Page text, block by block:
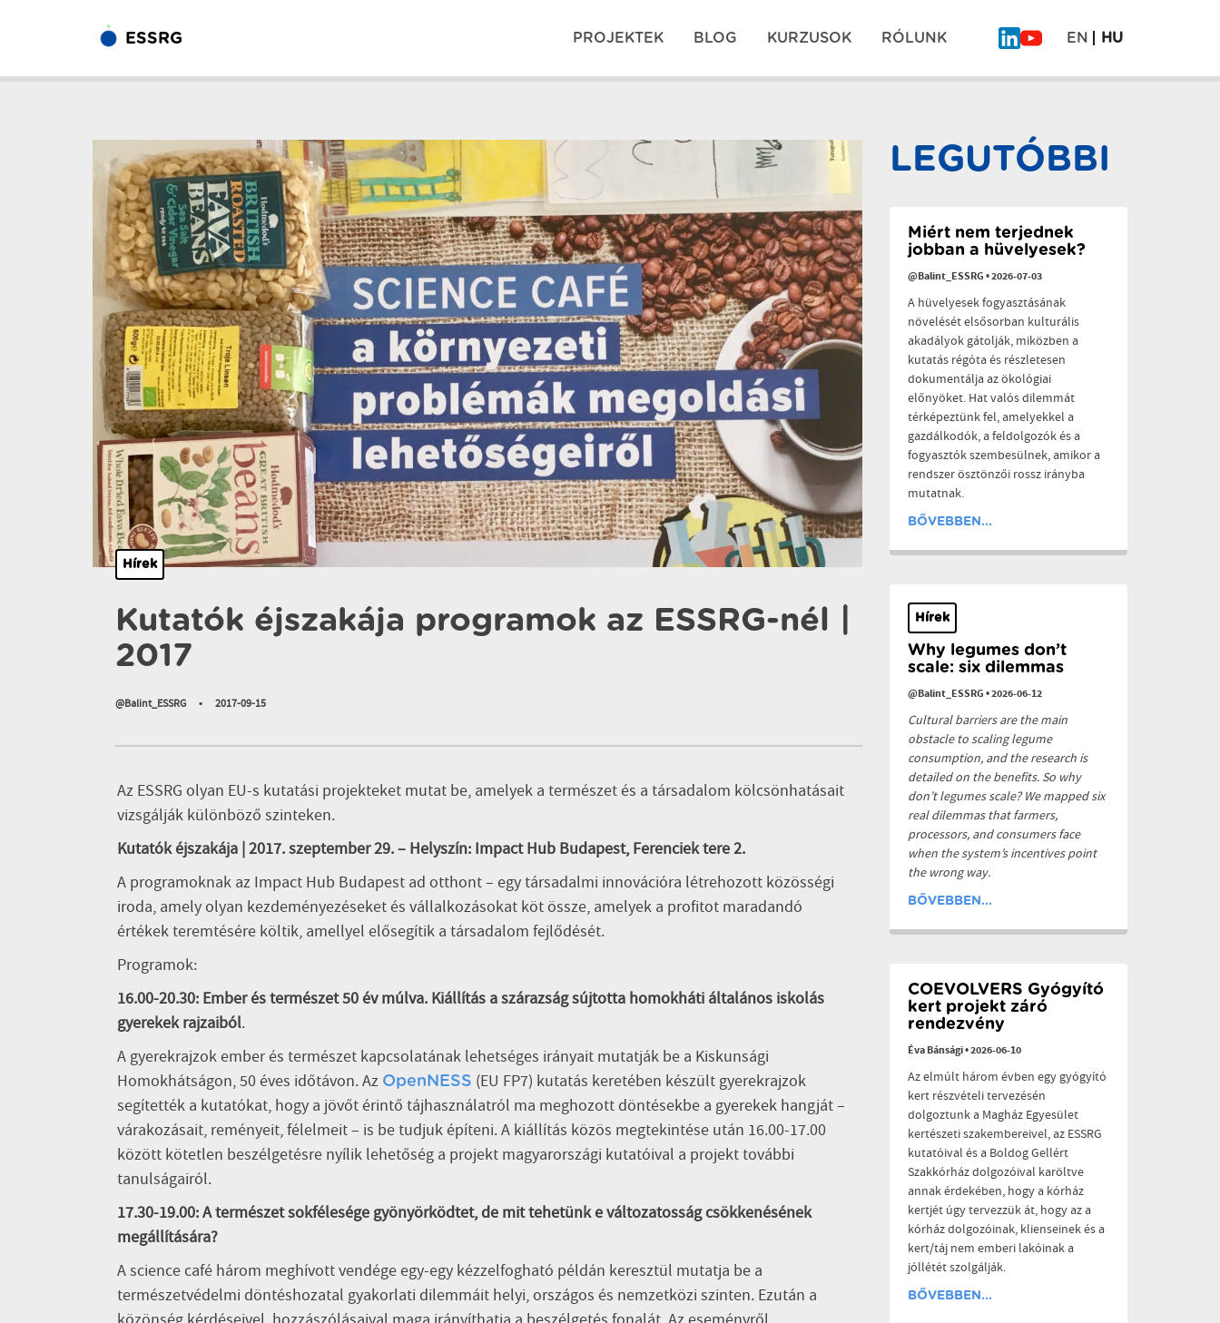
ESSRG PROJEKTEK BLOG KURZUSOK RÓLUNK EN HU
Hírek
Kutatók éjszakája programok az ESSRG-nél |
2017
@Balint_ESSRG • 2017-09-15
Az ESSRG olyan EU-s kutatási projekteket mutat be, amelyek a természet és a társadalom kölcsönhatásait
vizsgálják különböző szinteken.
Kutatók éjszakája | 2017. szeptember 29. – Helyszín: Impact Hub Budapest, Ferenciek tere 2.
A programoknak az Impact Hub Budapest ad otthont – egy társadalmi innovációra létrehozott közösségi
iroda, amely olyan kezdeményezéseket és vállalkozásokat köt össze, amelyek a profitot maradandó
értékek teremtésére költik, amellyel elősegítik a társadalom fejlődését.
Programok:
16.00-20.30: Ember és természet 50 év múlva. Kiállítás a szárazság sújtotta homokháti általános iskolás
gyerekek rajzaiból.
A gyerekrajzok ember és természet kapcsolatának lehetséges irányait mutatják be a Kiskunsági
Homokhátságon, 50 éves időtávon. Az OpenNESS (EU FP7) kutatás keretében készült gyerekrajzok
segítették a kutatókat, hogy a jövőt érintő tájhasználatról ma meghozott döntésekbe a gyerekek hangját –
várakozásait, reményeit, félelmeit – is be tudjuk építeni. A kiállítás közös megtekintése után 16.00-17.00
között kötetlen beszélgetésre nyílik lehetőség a projekt magyarországi kutatóival a projekt további
tanulságairól.
17.30-19.00: A természet sokfélesége gyönyörködtet, de mit tehetünk e változatosság csökkenésének
megállítására?
A science café három meghívott vendége egy-egy kézzelfogható példán keresztül mutatja be a
természetvédelmi döntéshozatal gyakorlati dilemmáit helyi, országos és nemzetközi szinten. Ezután a
LEGUTÓBBI
Miért nem terjednek
jobban a hüvelyesek?
@Balint_ESSRG•2026-07-03
A hüvelyesek fogyasztásának
növelését elsősorban kulturális
akadályok gátolják, miközben a
kutatás régóta és részletesen
dokumentálja az ökológiai
előnyöket. Hat valós dilemmát
térképeztünk fel, amelyekkel a
gazdálkodók, a feldolgozók és a
fogyasztók szembesülnek, amikor a
rendszer ösztönzői rossz irányba
mutatnak.
BŐVEBBEN...
Hírek
Why legumes don’t
scale: six dilemmas
@Balint_ESSRG•2026-06-12
Cultural barriers are the main
obstacle to scaling legume
consumption, and the research is
detailed on the benefits. So why
don’t legumes scale? We mapped six
real dilemmas that farmers,
processors, and consumers face
when the system’s incentives point
the wrong way.
BŐVEBBEN...
COEVOLVERS Gyógyító
kert projekt záró
rendezvény
Éva Bánsági•2026-06-10
Az elmúlt három évben egy gyógyító
kert részvételi tervezésén
dolgoztunk a Magház Egyesület
kertészeti szakembereivel, az ESSRG
kutatóival és a Boldog Gellért
Szakkórház dolgozóival karöltve
annak érdekében, hogy a kórház
kertjét úgy tervezzük át, hogy az a
kórház dolgozóinak, klienseinek és a
kert/táj nem emberi lakóinak a
jóllétét szolgálják.
BŐVEBBEN...